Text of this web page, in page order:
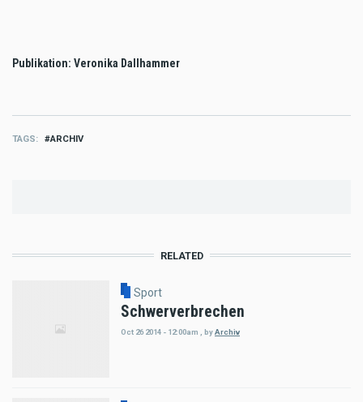
Publikation: Veronika Dallhammer
TAGS ARCHIV
RELATED
Sport
Schwerverbrechen
Oct 26 2014 - 12:00am byArchiv